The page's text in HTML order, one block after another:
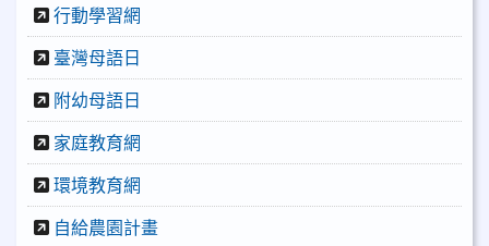
行動學習網
臺灣母語日
附幼母語日
家庭教育網
環境教育網
自給農園計畫